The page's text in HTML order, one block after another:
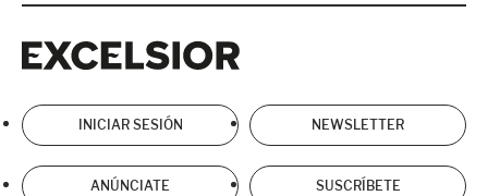
INICIAR SESIÓN NEWSLETTER
ANÚNCIATE SUSCRÍBETE